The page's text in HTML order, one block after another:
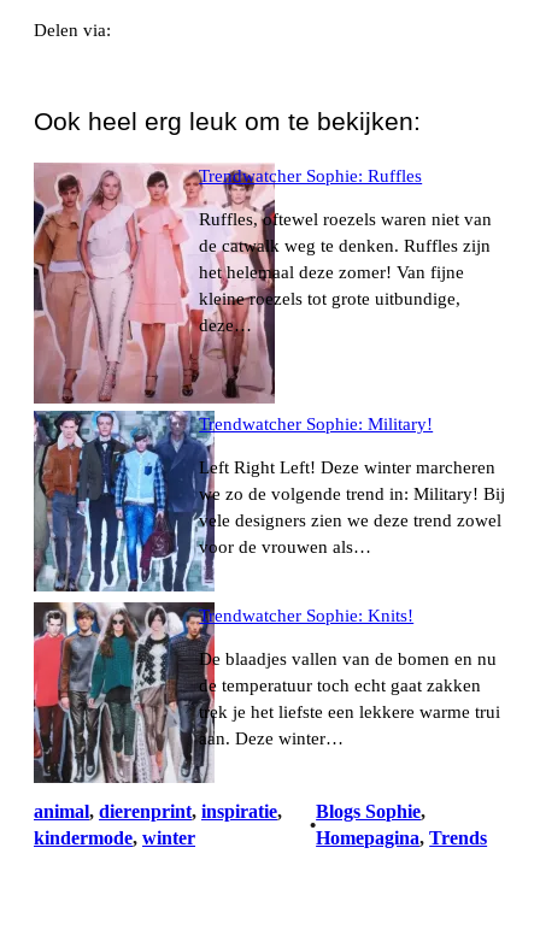
Delen via:
Ook heel erg leuk om te bekijken:
Trendwatcher Sophie: Ruffles
Ruffles, oftewel roezels waren niet van
de catwalk weg te denken. Ruffles zijn
het helemaal deze zomer! Van fijne
kleine roezels tot grote uitbundige,
deze…
Trendwatcher Sophie: Military!
Left Right Left! Deze winter marcheren
we zo de volgende trend in: Military! Bij
vele designers zien we deze trend zowel
voor de vrouwen als…
Trendwatcher Sophie: Knits!
De blaadjes vallen van de bomen en nu
de temperatuur toch echt gaat zakken
trek je het liefste een lekkere warme trui
aan. Deze winter…
animal, dierenprint, inspiratie
kindermode, winter
•
Blogs Sophie
Homepagina, Trends